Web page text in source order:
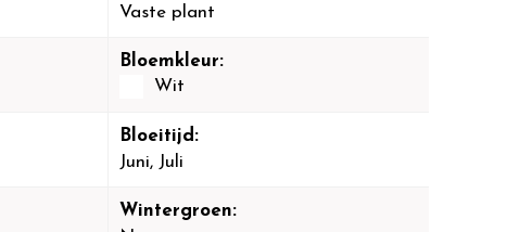
Vaste plant
Bloemkleur:
Wit
Bloeitijd:
Juni, Juli
Wintergroen: